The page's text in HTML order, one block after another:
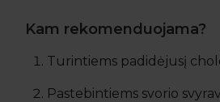
Kam rekomenduojama?
Turintiems padidėjusį
Pastebintiems svorio